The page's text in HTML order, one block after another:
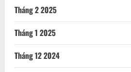
Tháng 2 2025
Tháng 1 2025
Tháng 12 2024